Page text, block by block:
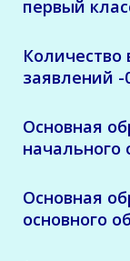
первый
заявлений -
Основная
начального
Основная
основного